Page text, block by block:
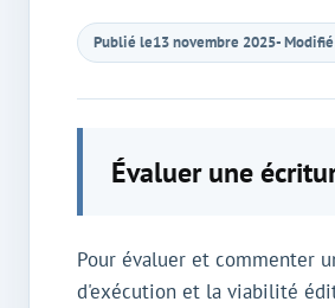
Publié le13 novembre 2025-
Évaluer une
Pour évaluer et commenter
d'exécution et la viabilité